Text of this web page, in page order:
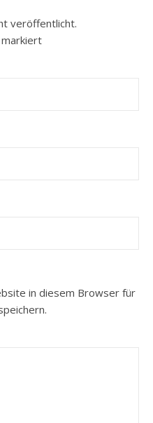
veröffentlicht.
markiert
in diesem Browser für